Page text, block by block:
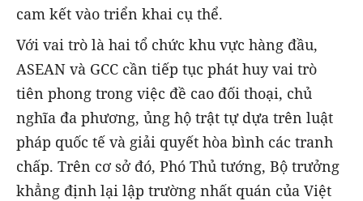
cam kết vào triển khai cụ thể.
Với vai trò là hai tổ chức khu vực hàng đầu,
ASEAN và GCC cần tiếp tục phát huy vai trò
tiên phong trong việc đề cao đối thoại, chủ
nghĩa đa phương, ủng hộ trật tự dựa trên luật
pháp quốc tế và giải quyết hòa bình các tranh
chấp. Trên cơ sở đó, Phó Thủ tướng, Bộ trưởng
khẳng định lại lập trường nhất quán của Việt